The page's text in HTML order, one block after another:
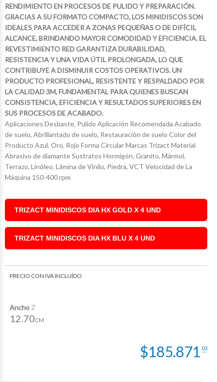
RENDIMIENTO EN PROCESOS DE PULIDO Y PREPARACIÓN.
GRACIAS A SU FORMATO COMPACTO, LOS MINIDISCOS SON
IDEALES PARA ACCEDER A ZONAS PEQUEÑAS O DE DIFÍCIL
ALCANCE, BRINDANDO MAYOR COMODIDAD Y EFICIENCIA. EL
REVESTIMIENTO RED GARANTIZA DURABILIDAD,
RESISTENCIA Y UNA VIDA ÚTIL PROLONGADA, LO QUE
CONTRIBUYE A DISMINUIR COSTOS OPERATIVOS. UN
PRODUCTO PROFESIONAL, RESISTENTE Y RESPALDADO POR
LA CALIDAD 3M, FUNDAMENTAL PARA QUIENES BUSCAN
CONSISTENCIA, EFICIENCIA Y RESULTADOS SUPERIORES EN
SUS PROCESOS DE ACABADO.
Aplicaciones Desbaste, Pulido Aplicación Recomendada Acabado
de suelo, Abrillantado de suelo, Restauración de suelo Color del
Producto Azul, Oro, Rojo Forma Circular Marcas Trizact Material
Abrasivo de diamante Sustratos Hormigón, Granito, Mármol,
Terrazo, Linóleo, Lámina de Vinilo, Piedra, VCT Velocidad de La
Máquina 150-400 rpm
TRIZACT MINIDISCOS DIA HX GOLD X 4 UND
TRIZACT MINIDISCOS DIA HX BLU X 4 UND
PRECIO CON IVA INCLUÍDO
Ancho Z
12.70CM
$185.871 03
$185.87103 $69.803